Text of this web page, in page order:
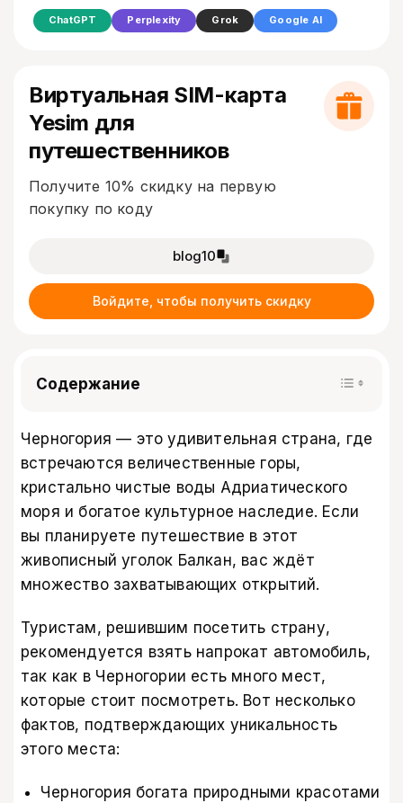
ChatGPT Perplexity Grok Google AI
Виртуальная SIM-карта
Yesim для
путешественников
Получите 10% скидку на первую
покупку по коду
blog10
Войдите, чтобы получить скидку
Содержание
Черногория — это удивительная страна, где
встречаются величественные горы,
кристально чистые воды Адриатического
моря и богатое культурное наследие. Если
вы планируете путешествие в этот
живописный уголок Балкан, вас ждёт
множество захватывающих открытий.
Туристам, решившим посетить страну,
рекомендуется взять напрокат автомобиль,
так как в Черногории есть много мест,
которые стоит посмотреть. Вот несколько
фактов, подтверждающих уникальность
этого места:
Черногория богата природными красотами